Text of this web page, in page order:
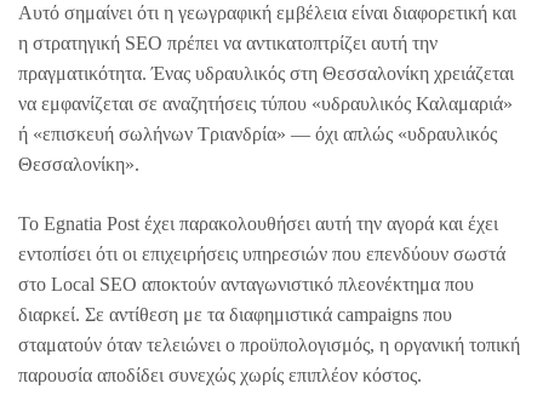
Αυτό σημαίνει ότι η γεωγραφική εμβέλεια είναι διαφορετική και
η στρατηγική SEO πρέπει να αντικατοπτρίζει αυτή την
πραγματικότητα. Ένας υδραυλικός στη Θεσσαλονίκη χρειάζεται
να εμφανίζεται σε αναζητήσεις τύπου «υδραυλικός Καλαμαριά»
ή «επισκευή σωλήνων Τριανδρία» — όχι απλώς «υδραυλικός
Θεσσαλονίκη».
Το Egnatia Post έχει παρακολουθήσει αυτή την αγορά και έχει
εντοπίσει ότι οι επιχειρήσεις υπηρεσιών που επενδύουν σωστά
στο Local SEO αποκτούν ανταγωνιστικό πλεονέκτημα που
διαρκεί. Σε αντίθεση με τα διαφημιστικά campaigns που
σταματούν όταν τελειώνει ο προϋπολογισμός, η οργανική τοπική
παρουσία αποδίδει συνεχώς χωρίς επιπλέον κόστος.